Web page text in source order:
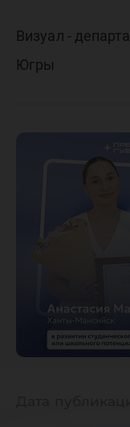
Визуал -
Югры